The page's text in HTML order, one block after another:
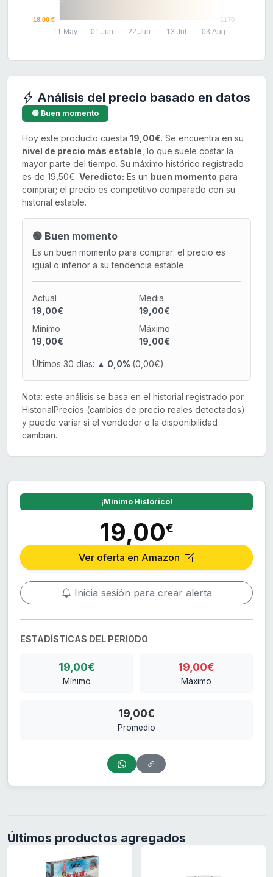
1170
18.00 €
11 May 01 Jun 22 Jun 13 Jul 03 Aug
Análisis del precio basado en datos
🟢 Buen momento
Hoy este producto cuesta 19,00€. Se encuentra en su
nivel de precio más estable , lo que suele costar la
mayor parte del tiempo. Su máximo histórico registrado
es de 19,50€. Veredicto: Es un buen momento para
comprar; el precio es competitivo comparado con su
historial estable.
🟢 Buen momento
Es un buen momento para comprar: el precio es
igual o inferior a su tendencia estable.
Actual
19,00€
Media
19,00€
Mínimo
19,00€
Máximo
19,00€
Últimos 30 días: ▲ 0,0% (0,00€)
Nota: este análisis se basa en el historial registrado por
HistorialPrecios (cambios de precio reales detectados)
y puede variar si el vendedor o la disponibilidad
cambian.
¡Mínimo Histórico!
19,00€
Ver oferta en Amazon
Inicia sesión para crear alerta
ESTADÍSTICAS DEL PERIODO
19,00€
Mínimo
19,00€
Máximo
19,00€
Promedio
Últimos productos agregados